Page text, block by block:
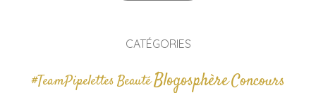
CATÉGORIES
#TeamPipelettesBeautéBlogosphèreConcours